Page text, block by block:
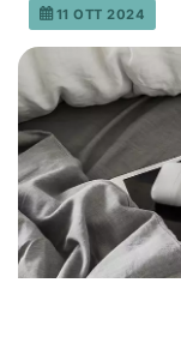
11 OTT 2024